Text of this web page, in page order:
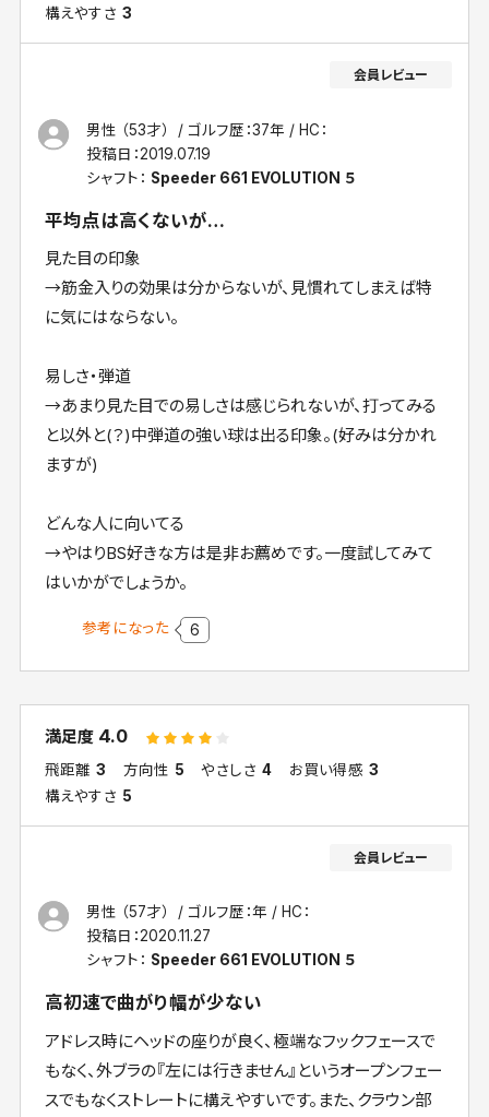
構えやすさ 3
男性 （53才） ゴルフ歴：37年
HC：
投稿日：2019.07.19
シャフト： Speeder 661 EVOLUTION ５
平均点は高くないが…
見た目の印象
→筋金入りの効果は分からないが、見慣れてしまえば特
に気にはならない。
易しさ・弾道
→あまり見た目での易しさは感じられないが、打ってみる
と以外と(？)中弾道の強い球は出る印象。(好みは分かれ
ますが)
どんな人に向いてる
→やはりBS好きな方は是非お薦めです。一度試してみて
はいかがでしょうか。
参考になった 6
満足度 4.0
飛距離 3 方向性 5 やさしさ 4 お買い得感 3
構えやすさ 5
男性 （57才） ゴルフ歴：年
HC：
投稿日：2020.11.27
シャフト： Speeder 661 EVOLUTION ５
高初速で曲がり幅が少ない
アドレス時にヘッドの座りが良く、極端なフックフェースで
もなく、外ブラの『左には行きません』というオープンフェー
スでもなくストレートに構えやすいです。また、クラウン部